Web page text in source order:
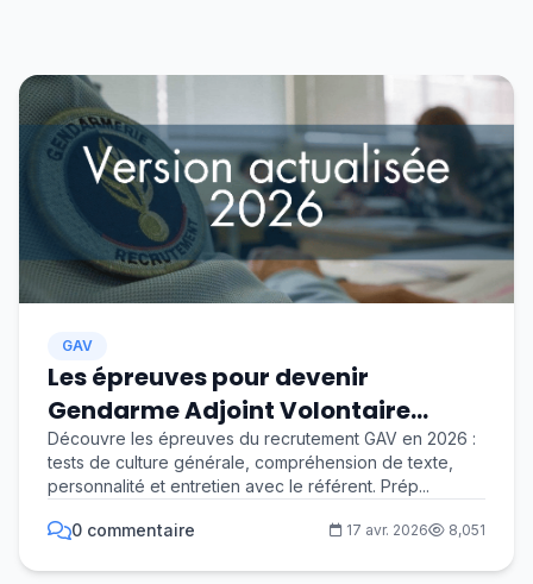
GAV
Les épreuves pour devenir
Gendarme Adjoint Volontaire
(GAV) en 2026
Découvre les épreuves du recrutement GAV en 2026 :
tests de culture générale, compréhension de texte,
personnalité et entretien avec le référent. Prép...
0 commentaire 17 avr. 2026 8,051